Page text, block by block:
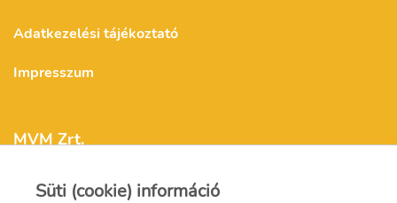
Adatkezelési tájékoztató
Impresszum
MVM Zrt.
Süti (cookie) információ